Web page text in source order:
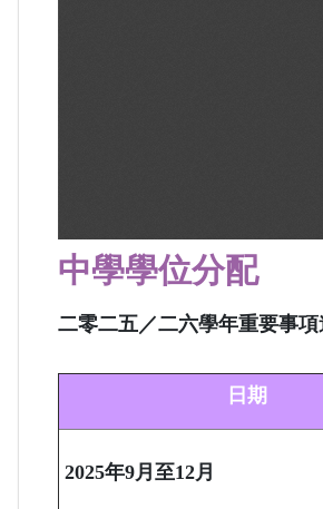
中學學位分配
二零二五／二六學年重要事項
日期
2025年9月至12月